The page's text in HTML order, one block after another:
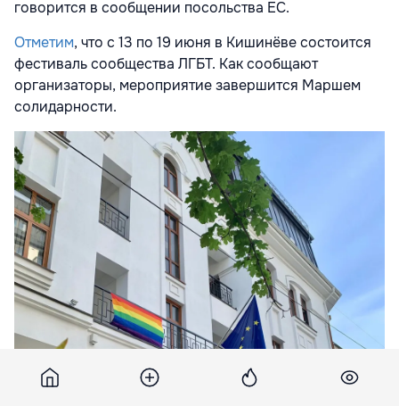
говорится в сообщении посольства ЕС.
Отметим, что с 13 по 19 июня в Кишинёве состоится
фестиваль сообщества ЛГБТ. Как сообщают
организаторы, мероприятие завершится Маршем
солидарности.